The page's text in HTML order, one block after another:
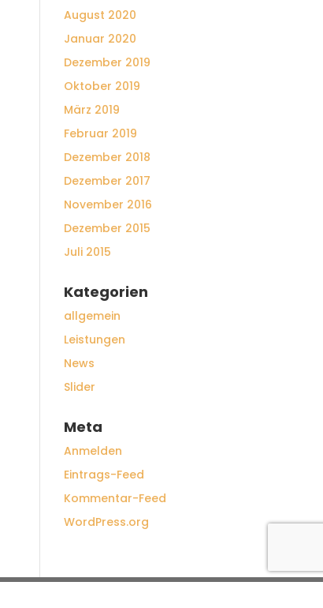
August 2020
Januar 2020
Dezember 2019
Oktober 2019
März 2019
Februar 2019
Dezember 2018
Dezember 2017
November 2016
Dezember 2015
Juli 2015
Kategorien
allgemein
Leistungen
News
Slider
Meta
Anmelden
Eintrags-Feed
Kommentar-Feed
WordPress.org